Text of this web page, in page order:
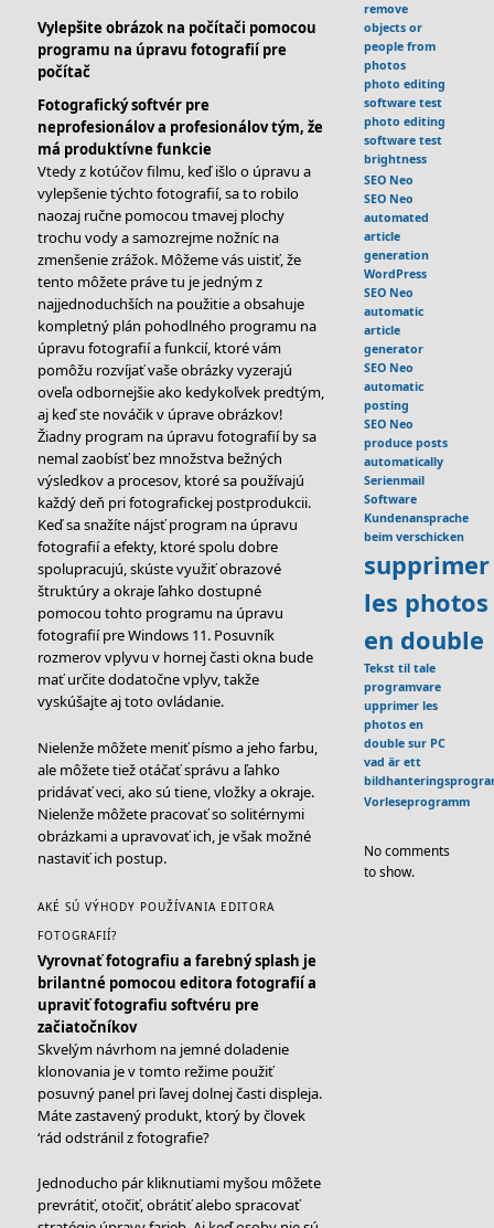
Vylepšite obrázok na počítači pomocou
programu na úpravu fotografií pre
počítač
Fotografický softvér pre
neprofesionálov a profesionálov tým, že
má produktívne funkcie
Vtedy z kotúčov filmu, keď išlo o úpravu a
vylepšenie týchto fotografií, sa to robilo
naozaj ručne pomocou tmavej plochy
trochu vody a samozrejme nožníc na
zmenšenie zrážok. Môžeme vás uistiť, že
tento môžete práve tu je jedným z
najjednoduchších na použitie a obsahuje
kompletný plán pohodlného programu na
úpravu fotografií a funkcií, ktoré vám
pomôžu rozvíjať vaše obrázky vyzerajú
oveľa odbornejšie ako kedykoľvek predtým,
aj keď ste nováčik v úprave obrázkov!
Žiadny program na úpravu fotografií by sa
nemal zaobísť bez množstva bežných
výsledkov a procesov, ktoré sa používajú
každý deň pri fotografickej postprodukcii.
Keď sa snažíte nájsť program na úpravu
fotografií a efekty, ktoré spolu dobre
spolupracujú, skúste využiť obrazové
štruktúry a okraje ľahko dostupné
pomocou tohto programu na úpravu
fotografií pre Windows 11. Posuvník
rozmerov vplyvu v hornej časti okna bude
mať určite dodatočne vplyv, takže
vyskúšajte aj toto ovládanie.
Nielenže môžete meniť písmo a jeho farbu,
ale môžete tiež otáčať správu a ľahko
pridávať veci, ako sú tiene, vložky a okraje.
Nielenže môžete pracovať so solitérnymi
obrázkami a upravovať ich, je však možné
nastaviť ich postup.
AKÉ SÚ VÝHODY POUŽÍVANIA EDITORA
FOTOGRAFIÍ?
Vyrovnať fotografiu a farebný splash je
brilantné pomocou editora fotografií a
upraviť fotografiu softvéru pre
začiatočníkov
Skvelým návrhom na jemné doladenie
klonovania je v tomto režime použiť
posuvný panel pri ľavej dolnej časti displeja.
Máte zastavený produkt, ktorý by človek
‘rád odstránil z fotografie?
Jednoducho pár kliknutiami myšou môžete
prevrátiť, otočiť, obrátiť alebo spracovať
remove
objects or
people from
photos
photo editing
software test
photo editing
software test
brightness
SEO Neo
SEO Neo
automated
article
generation
WordPress
SEO Neo
automatic
article
generator
SEO Neo
automatic
posting
SEO Neo
produce posts
automatically
Serienmail
Software
Kundenansprache
beim verschicken
supprimer
les photos
en double
Tekst til tale
programvare
upprimer les
photos en
double sur PC
vad är ett
Vorleseprogramm
No comments
to show.